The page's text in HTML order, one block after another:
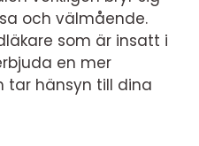
och välmående.
som är insatt i
en mer
tar hänsyn till dina